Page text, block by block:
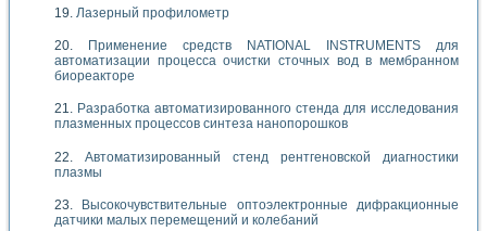
Лазерный профилометр
Применение средств NATIONAL INSTRUMENTS для
автоматизации процесса очистки сточных вод в мембранном
биореакторе
Разработка автоматизированного стенда для исследования
плазменных процессов синтеза нанопорошков
Автоматизированный стенд рентгеновской диагностики
плазмы
Высокочувствительные оптоэлектронные дифракционные
датчики малых перемещений и колебаний